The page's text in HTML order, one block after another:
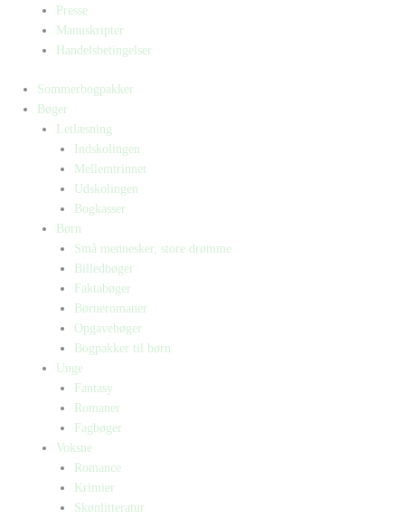
Presse
Manuskripter
Handelsbetingelser
Sommerbogpakker
Bøger
Letlæsning
Indskolingen
Mellemtrinnet
Udskolingen
Bogkasser
Børn
Små mennesker, store drømme
Billedbøger
Faktabøger
Børneromaner
Opgavebøger
Bogpakker til børn
Unge
Fantasy
Romaner
Fagbøger
Voksne
Romance
Krimier
Skønlitteratur